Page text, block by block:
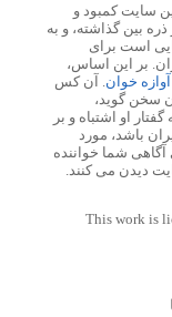
گذاری شد. این سایت کمبود و
بین گذاشته، و به
است برای
بر این اساس،
آوازه خوان . آن کس
سخن گوید،
او اشتباه و بر
باشد، مورد
آگاهی شما خواننده
This work is